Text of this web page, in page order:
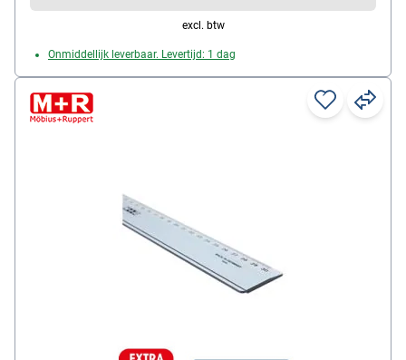
excl. btw
Onmiddellijk leverbaar. Levertijd: 1 dag